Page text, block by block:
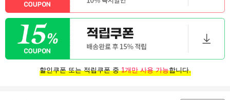
할인쿠폰 또는 적립쿠폰 중1개만 사용 가능합니다.